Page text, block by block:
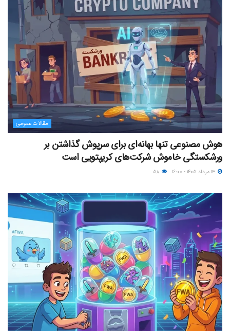
مقالات عمومی
هوش مصنوعی تنها بهانه‌ای برای سرپوش گذاشتن بر
ورشکستگی خاموش شرکت‌های کریپتویی است